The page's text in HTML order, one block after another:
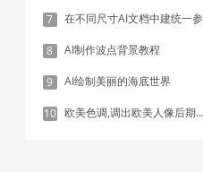
7 在不同尺寸AI文档中建统一参考线 - 方法1：对齐和分布
8 AI制作波点背景教程
9 AI绘制美丽的海底世界
10 欧美色调,调出欧美人像后期色调实例